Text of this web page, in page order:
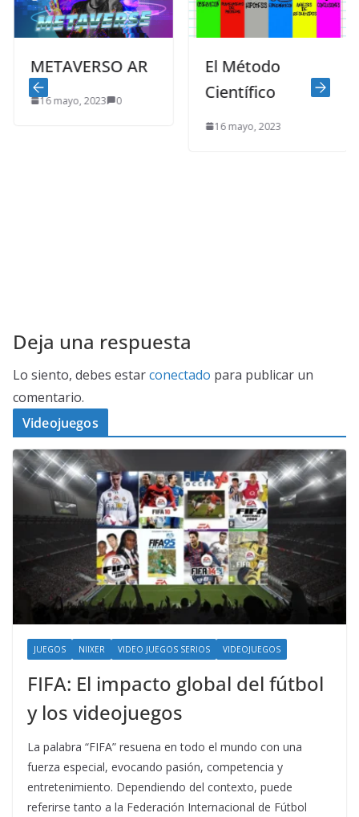
METAVERSO AR
16 mayo, 2023 0
El Método
Científico
16 mayo, 2023
Deja una respuesta
Lo siento, debes estarconectado para publicar un
comentario.
Videojuegos
JUEGOS NIIXER VIDEO JUEGOS SERIOS VIDEOJUEGOS
FIFA: El impacto global del fútbol
y los videojuegos
La palabra “FIFA” resuena en todo el mundo con una
fuerza especial, evocando pasión, competencia y
entretenimiento. Dependiendo del contexto, puede
referirse tanto a la Federación Internacional de Fútbol